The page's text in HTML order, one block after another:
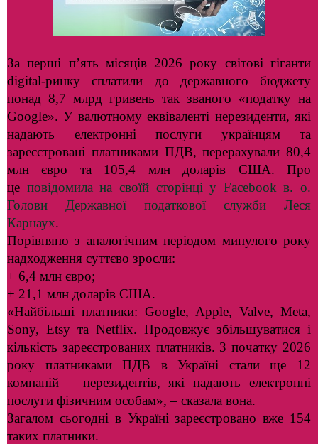
За перші п’ять місяців 2026 року світові гіганти
digital-ринку сплатили до державного бюджету
понад 8,7 млрд гривень так званого «податку на
Google». У валютному еквіваленті нерезиденти, які
надають електронні послуги українцям та
зареєстровані платниками ПДВ, перерахували 80,4
млн євро та 105,4 млн доларів США. Про
це повідомила на своїй сторінці у Facebook в. о.
Голови Державної податкової служби Леся
Карнаух.
Порівняно з аналогічним періодом минулого року
надходження суттєво зросли:
+ 6,4 млн євро;
+ 21,1 млн доларів США.
«Найбільші платники: Google, Apple, Valve, Meta,
Sony, Etsy та Netflix. Продовжує збільшуватися і
кількість зареєстрованих платників. З початку 2026
року платниками ПДВ в Україні стали ще 12
компаній – нерезидентів, які надають електронні
послуги фізичним особам», – сказала вона.
Загалом сьогодні в Україні зареєстровано вже 154
таких платники.